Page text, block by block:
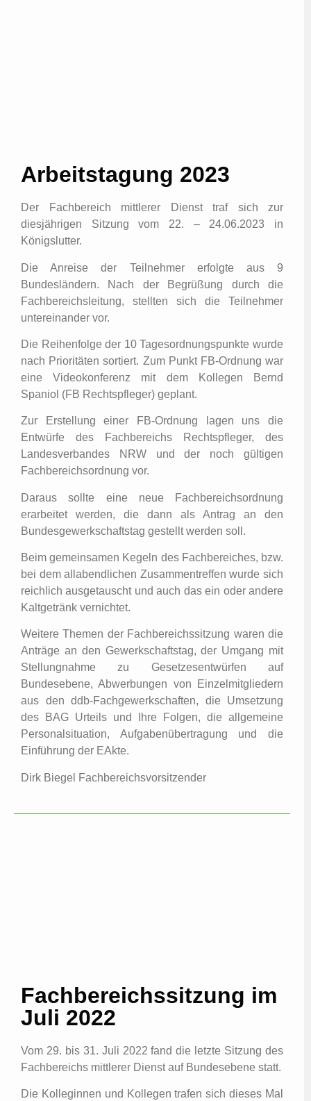
Arbeitstagung 2023
Der Fachbereich mittlerer Dienst traf sich zur
diesjährigen Sitzung vom 22. – 24.06.2023 in
Königslutter.
Die Anreise der Teilnehmer erfolgte aus 9
Bundesländern. Nach der Begrüßung durch die
Fachbereichsleitung, stellten sich die Teilnehmer
untereinander vor.
Die Reihenfolge der 10 Tagesordnungspunkte wurde
nach Prioritäten sortiert. Zum Punkt FB-Ordnung war
eine Videokonferenz mit dem Kollegen Bernd
Spaniol (FB Rechtspfleger) geplant.
Zur Erstellung einer FB-Ordnung lagen uns die
Entwürfe des Fachbereichs Rechtspfleger, des
Landesverbandes NRW und der noch gültigen
Fachbereichsordnung vor.
Daraus sollte eine neue Fachbereichsordnung
erarbeitet werden, die dann als Antrag an den
Bundesgewerkschaftstag gestellt werden soll.
Beim gemeinsamen Kegeln des Fachbereiches, bzw.
bei dem allabendlichen Zusammentreffen wurde sich
reichlich ausgetauscht und auch das ein oder andere
Kaltgetränk vernichtet.
Weitere Themen der Fachbereichssitzung waren die
Anträge an den Gewerkschaftstag, der Umgang mit
Stellungnahme zu Gesetzesentwürfen auf
Bundesebene, Abwerbungen von Einzelmitgliedern
aus den ddb-Fachgewerkschaften, die Umsetzung
des BAG Urteils und Ihre Folgen, die allgemeine
Personalsituation, Aufgabenübertragung und die
Einführung der EAkte.
Dirk Biegel Fachbereichsvorsitzender
Fachbereichssitzung im
Juli 2022
Vom 29. bis 31. Juli 2022 fand die letzte Sitzung des
Fachbereichs mittlerer Dienst auf Bundesebene statt.
Die Kolleginnen und Kollegen trafen sich dieses Mal